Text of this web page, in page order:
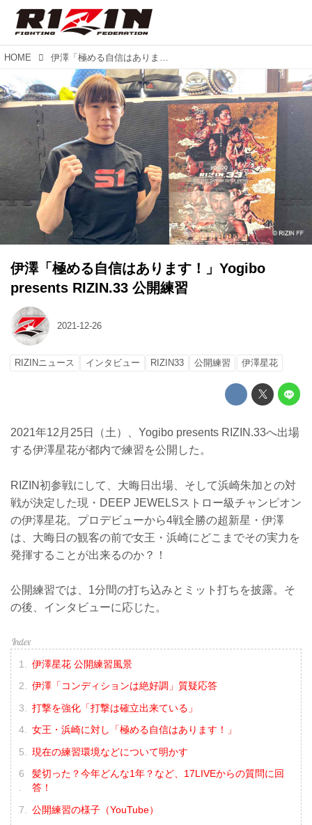
HOME 伊澤「極める自信はあります！」Yogibo presents RIZIN.33 公開練習
伊澤「極める自信はあります！」Yogibo
presents RIZIN.33 公開練習
2021-12-26
RIZINニュース インタビュー RIZIN33 公開練習 伊澤星花
2021年12月25日（土）、Yogibo presents RIZIN.33へ出場
する伊澤星花が都内で練習を公開した。
RIZIN初参戦にして、大晦日出場、そして浜崎朱加との対
戦が決定した現・DEEP JEWELSストロー級チャンピオン
の伊澤星花。プロデビューから4戦全勝の超新星・伊澤
は、大晦日の観客の前で女王・浜崎にどこまでその実力を
発揮することが出来るのか？！
公開練習では、1分間の打ち込みとミット打ちを披露。そ
の後、インタビューに応じた。
伊澤星花 公開練習風景
伊澤「コンディションは絶好調」質疑応答
打撃を強化「打撃は確立出来ている」
女王・浜崎に対し「極める自信はあります！」
現在の練習環境などについて明かす
髪切った？今年どんな1年？など、17LIVEからの質問に回
答！
公開練習の様子（YouTube）